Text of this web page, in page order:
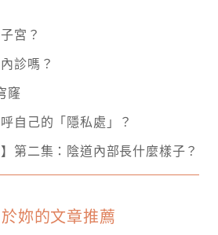
宮？
診嗎？
窿
自己的「隱私處」？
第二集：陰道內部長什麼樣子？
妳的文章推薦